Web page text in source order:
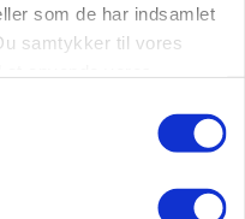
som de har indsamlet
samtykker til vores